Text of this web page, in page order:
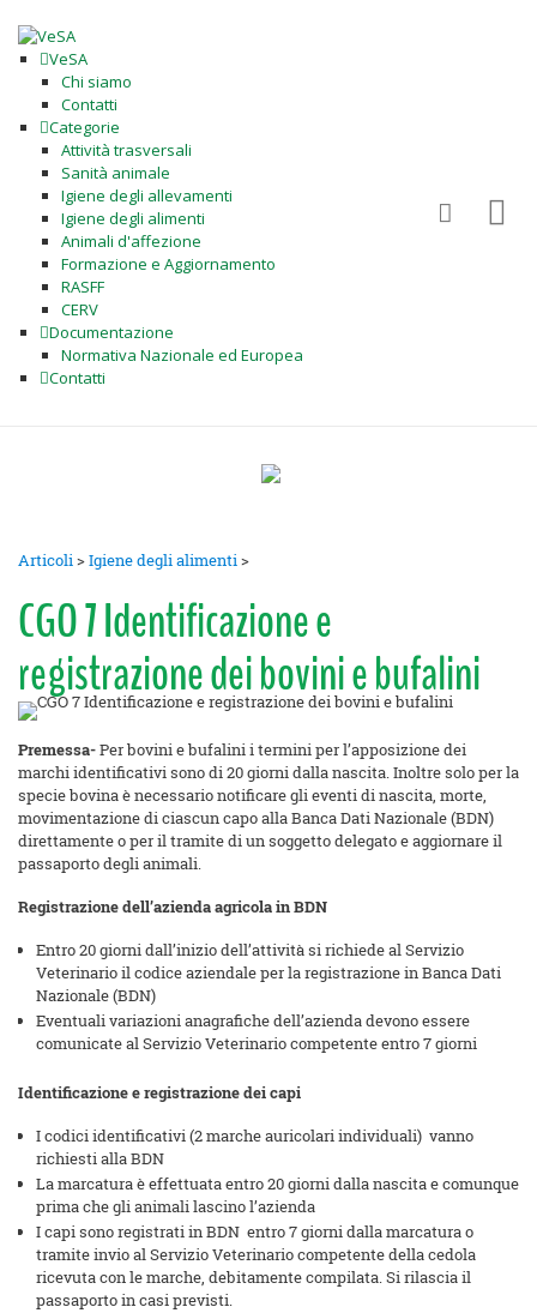
VeSA
Chi siamo
Contatti
Categorie
Attività trasversali
Sanità animale
Igiene degli allevamenti
Igiene degli alimenti
Animali d'affezione
Formazione e Aggiornamento
RASFF
CERV
Documentazione
Normativa Nazionale ed Europea
Contatti
Articoli>Igiene degli alimenti>
CGO 7 Identificazione e
registrazione dei bovini e bufalini
Premessa-Per bovini e bufalini i termini per l’apposizione dei
marchi identificativi sono di 20 giorni dalla nascita. Inoltre solo per la
specie bovina è necessario notificare gli eventi di nascita, morte,
movimentazione di ciascun capo alla Banca Dati Nazionale (BDN)
direttamente o per il tramite di un soggetto delegato e aggiornare il
passaporto degli animali.
Registrazione dell’azienda agricola in BDN
Entro 20 giorni dall’inizio dell’attività si richiede al Servizio
Veterinario il codice aziendale per la registrazione in Banca Dati
Nazionale (BDN)
Eventuali variazioni anagrafiche dell’azienda devono essere
comunicate al Servizio Veterinario competente entro 7 giorni
Identificazione e registrazione dei capi
I codici identificativi (2 marche auricolari individuali) vanno
richiesti alla BDN
La marcatura è effettuata entro 20 giorni dalla nascita e comunque
prima che gli animali lascino l’azienda
I capi sono registrati in BDN entro 7 giorni dalla marcatura o
tramite invio al Servizio Veterinario competente della cedola
ricevuta con le marche, debitamente compilata. Si rilascia il
passaporto in casi previsti.